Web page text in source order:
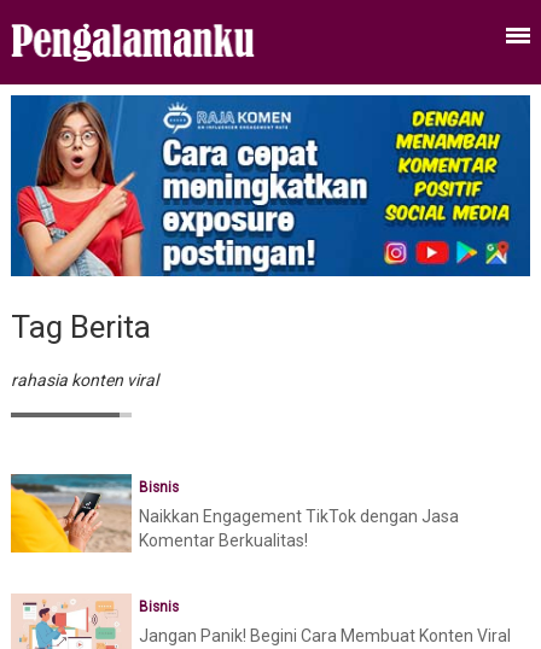
Tag Berita
rahasia konten viral
Bisnis
Naikkan Engagement TikTok dengan Jasa
Komentar Berkualitas!
Bisnis
Jangan Panik! Begini Cara Membuat Konten Viral